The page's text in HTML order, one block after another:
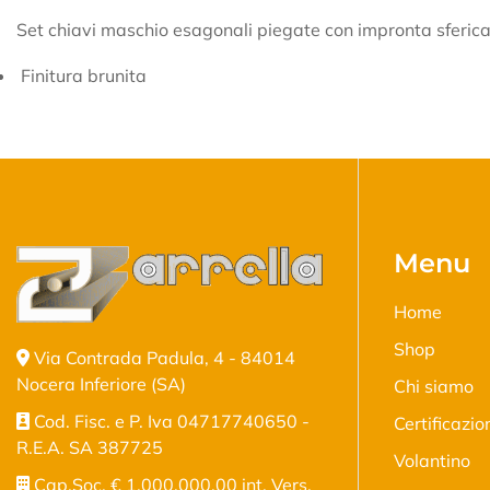
Set chiavi maschio esagonali piegate con impronta sferica
Finitura brunita
Via Contrada Padula, 4 - 84014
Nocera Inferiore (SA)
Cod. Fisc. e P. Iva 04717740650 -
R.E.A. SA 387725
Cap.Soc. € 1.000.000,00 int. Vers.
Menu
Home
Shop
Chi siamo
Volantino